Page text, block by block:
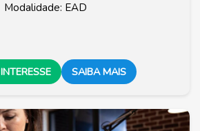
Modalidade: EAD
SAIBA MAIS